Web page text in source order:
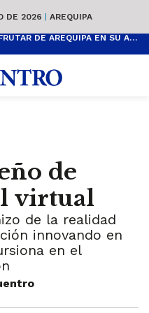
DE 2026 | AREQUIPA
ACTIVIDADES GRATUITAS PARA DISFRUTAR DE AREQUIPA EN SU ANIVERSARIO
de
virtual
de la realidad
innovando en
en el